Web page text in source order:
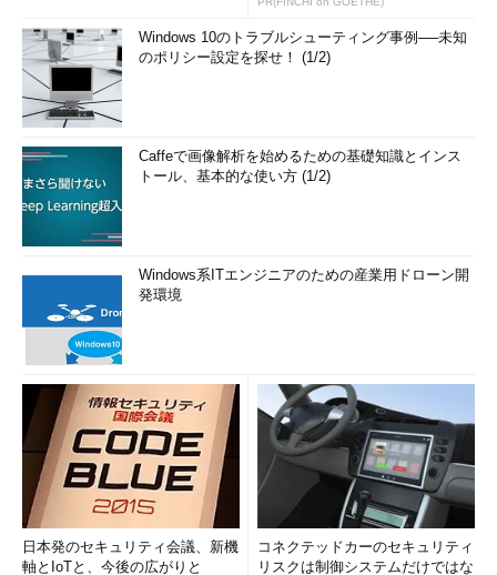
Windows 10のトラブルシューティング事例──未知
のポリシー設定を探せ！ (1/2)
Caffeで画像解析を始めるための基礎知識とインス
トール、基本的な使い方 (1/2)
Windows系ITエンジニアのための産業用ドローン開
発環境
日本発のセキュリティ会議、新機
軸とIoTと、今後の広がりと
コネクテッドカーのセキュリティ
リスクは制御システムだけではな